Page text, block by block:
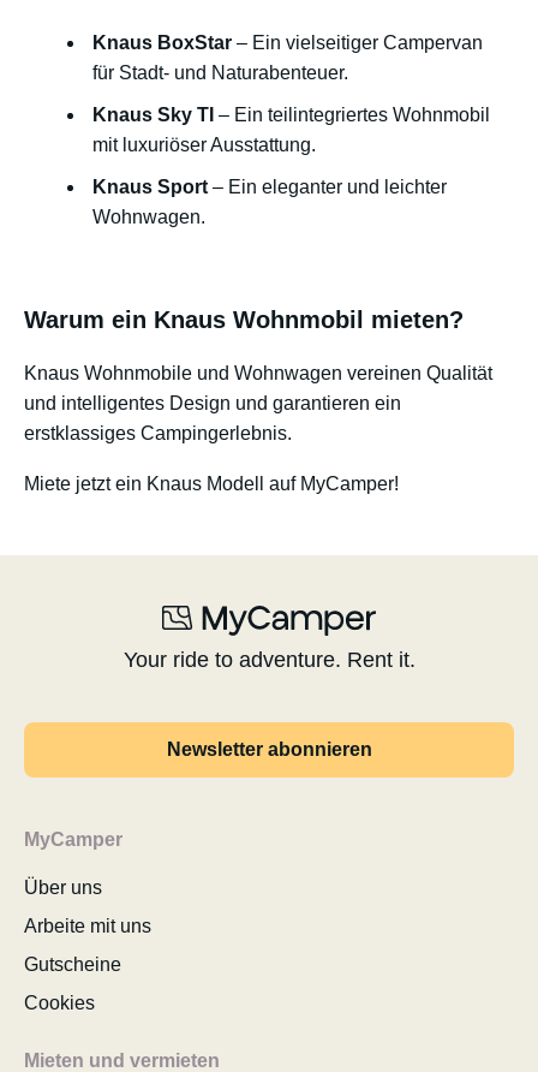
Knaus BoxStar– Ein vielseitiger Campervan
für Stadt- und Naturabenteuer.
Knaus Sky TI – Ein teilintegriertes Wohnmobil
mit luxuriöser Ausstattung.
Knaus Sport– Ein eleganter und leichter
Wohnwagen.
Warum ein Knaus Wohnmobil mieten?
Knaus Wohnmobile und Wohnwagen vereinen Qualität
und intelligentes Design und garantieren ein
erstklassiges Campingerlebnis.
Miete jetzt ein Knaus Modell auf MyCamper!
Your ride to adventure. Rent it.
Newsletter abonnieren
MyCamper
Über uns
Arbeite mit uns
Gutscheine
Cookies
Mieten und vermieten